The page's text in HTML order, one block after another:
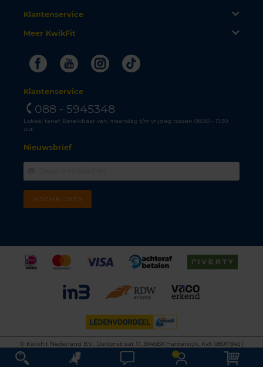
Klantenservice
Meer KwikFit
FacebookYoutubeInstagram
Tiktok
Klantenservice
088 - 5945348
Lokaal tarief. Bereikbaar van maandag t/m vrijdag tussen 08.00 - 17.30
uur.
Nieuwsbrief
INSCHRIJVEN
©
KwikFit Nederland B.V., Daltonstraat 17, 3846BX Harderwijk, KvK 08017845 |
Algemene voorwaarden
Privacyverklaring Cookiebeleid
Disclaimer
This site is protected by reCAPTCHA and the Google
Privacy Policy
Terms of